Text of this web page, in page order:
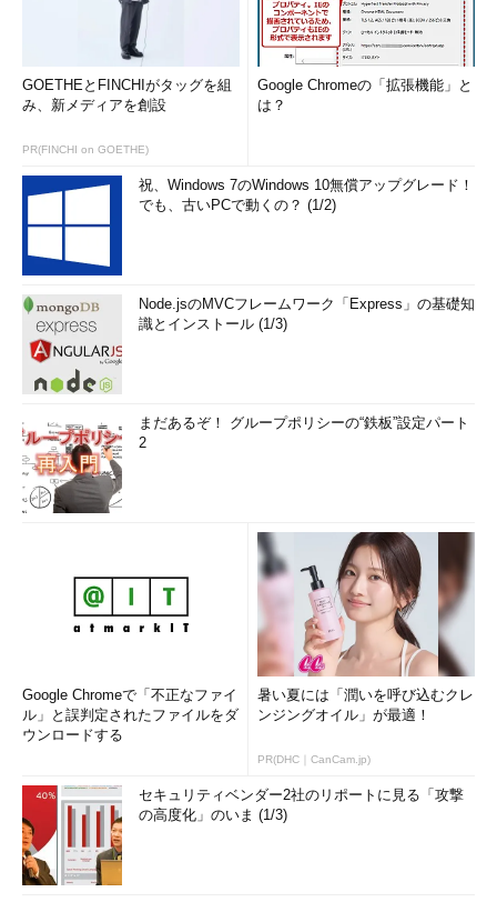
GOETHEとFINCHIがタッグを組
み、新メディアを創設
PR(FINCHI on GOETHE)
Google Chromeの「拡張機能」と
は？
祝、Windows 7のWindows 10無償アップグレード！
でも、古いPCで動くの？ (1/2)
Node.jsのMVCフレームワーク「Express」の基礎知
識とインストール (1/3)
まだあるぞ！ グループポリシーの“鉄板”設定パート
2
Google Chromeで「不正なファイ
ル」と誤判定されたファイルをダ
ウンロードする
暑い夏には「潤いを呼び込むクレ
ンジングオイル」が最適！
PR(DHC｜CanCam.jp)
セキュリティベンダー2社のリポートに見る「攻撃
の高度化」のいま (1/3)